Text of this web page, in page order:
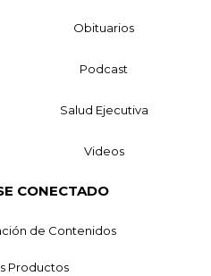
Obituarios
Podcast
Salud Ejecutiva
Videos
CONECTADO
de Contenidos
Productos